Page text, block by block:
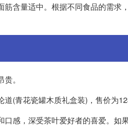
含量适中。根据不同食品的需求
。
(青花瓷罐木质礼盒装)，售价为
感，深受茶叶爱好者的喜爱。如